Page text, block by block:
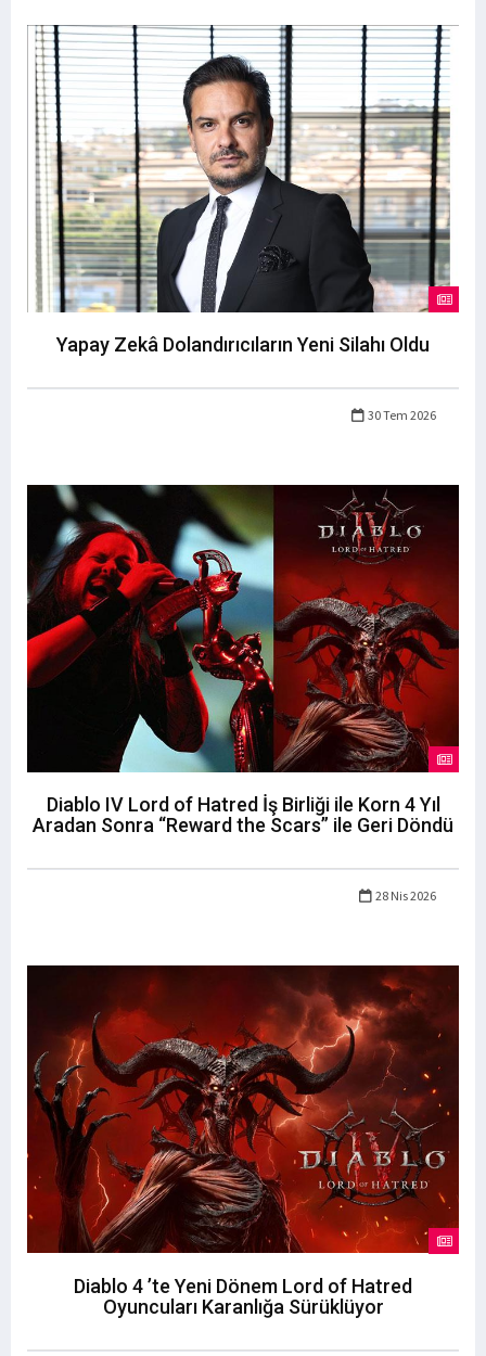
Yapay Zekâ Dolandırıcıların Yeni Silahı Oldu
30 Tem 2026
Diablo IV Lord of Hatred İş Birliği ile Korn 4 Yıl
Aradan Sonra “Reward the Scars” ile Geri Döndü
28 Nis 2026
Diablo 4 ’te Yeni Dönem Lord of Hatred
Oyuncuları Karanlığa Sürüklüyor